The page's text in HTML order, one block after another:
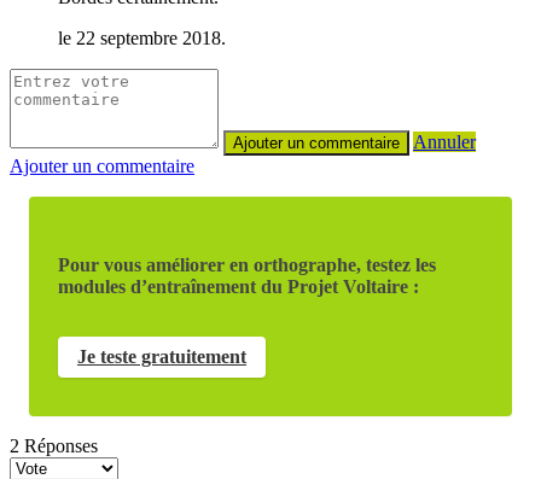
le 22 septembre 2018.
Annuler
Ajouter un commentaire
Pour vous améliorer en orthographe, testez les
modules d’entraînement du Projet Voltaire :
Je teste gratuitement
2 Réponses